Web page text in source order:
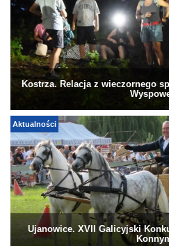
Kostrza. Relacja z wieczornego
Aktualności
Ujanowice. XVII Galicyjski